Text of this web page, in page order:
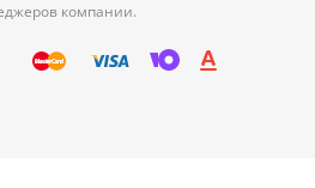
компании.